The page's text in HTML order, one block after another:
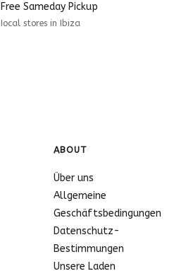
Free Sameday Pickup
Iocal stores in Ibiza
ABOUT
Über uns
Allgemeine
Geschäftsbedingungen
Datenschutz-
Bestimmungen
Unsere Laden